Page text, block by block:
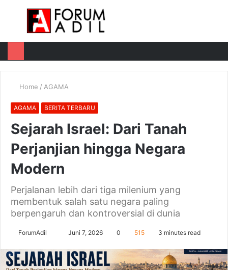
Menu
Home / AGAMA
AGAMA BERITA TERBARU
Sejarah Israel: Dari Tanah
Perjanjian hingga Negara
Modern
Perjalanan lebih dari tiga milenium yang
membentuk salah satu negara paling
berpengaruh dan kontroversial di dunia
ForumAdil
email
Juni 7, 2026 0 515 3 minutes read